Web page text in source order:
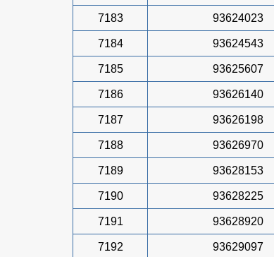
7183 93624023
7184 93624543
7185 93625607
7186 93626140
7187 93626198
7188 93626970
7189 93628153
7190 93628225
7191 93628920
7192 93629097